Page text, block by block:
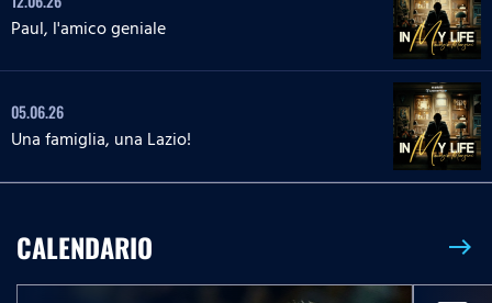
Paul, l'amico geniale
05.06.26
Una famiglia, una Lazio!
CALENDARIO east